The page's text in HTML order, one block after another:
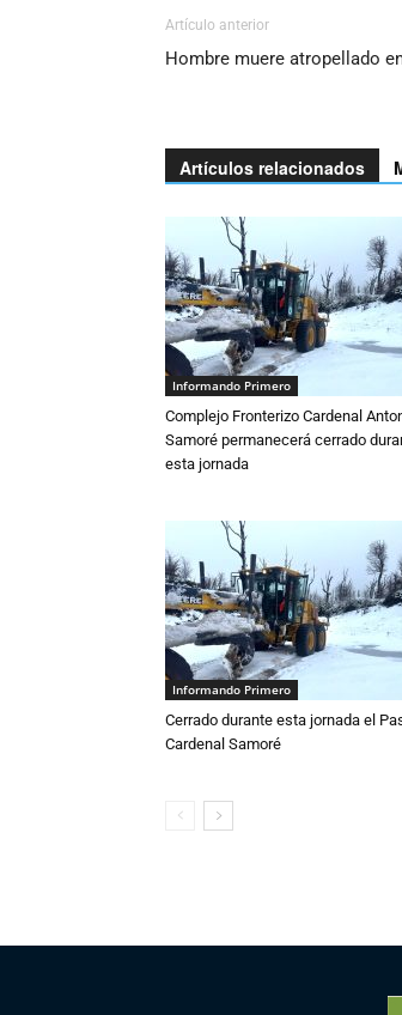
Artículo anterior
Hombre muere atropellado
Artículos relacionados
Informando Primero
Complejo Fronterizo Cardenal
Samoré permanecerá cerrado
esta jornada
Informando Primero
Cerrado durante esta jornada el
Cardenal Samoré